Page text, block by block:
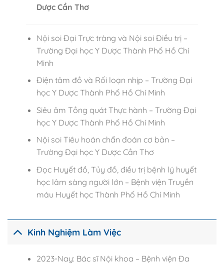
Dược Cần Thơ
Nội soi Đại Trực tràng và Nội soi Điều trị –
Trường Đại học Y Dược Thành Phố Hồ Chí
Minh
Điện tâm đồ và Rối loạn nhịp – Trường Đại
học Y Dược Thành Phố Hồ Chí Minh
Siêu âm Tồng quát Thực hành – Trường Đại
học Y Dược Thành Phố Hồ Chí Minh
Nội soi Tiêu hoán chẩn đoán cơ bản –
Trường Đại học Y Dược Cần Thơ
Đọc Huyết đồ, Tủy đồ, điều trị bệnh lý huyết
học lâm sàng người lớn – Bệnh viện Truyền
máu Huyết học Thành Phố Hồ Chí Minh
Kinh Nghiệm Làm Việc
2023-Nay: Bác sĩ Nội khoa – Bệnh viện Đa